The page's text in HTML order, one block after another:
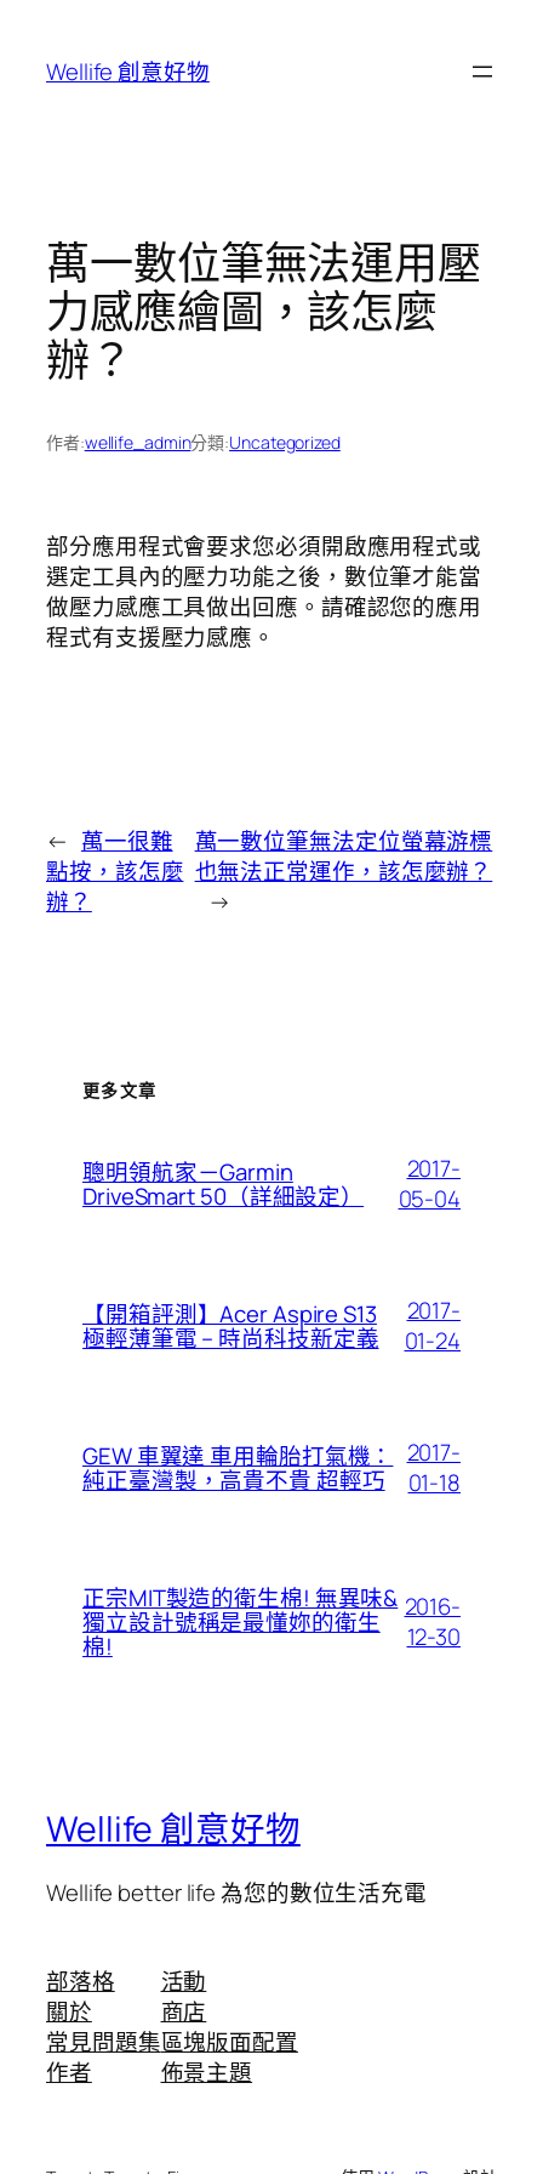
Wellife 創意好物
萬一數位筆無法運用壓
力感應繪圖，該怎麼
辦？
作者:wellife_admin分類:Uncategorized
部分應用程式會要求您必須開啟應用程式或
選定工具內的壓力功能之後，數位筆才能當
做壓力感應工具做出回應。請確認您的應用
程式有支援壓力感應。
← 萬一很難
點按，該怎麼
辦？
萬一數位筆無法定位螢幕游標
也無法正常運作，該怎麼辦？
→
更多文章
聰明領航家－Garmin
DriveSmart 50（詳細設定）
2017-
05-04
【開箱評測】Acer Aspire S13
極輕薄筆電 – 時尚科技新定義
2017-
01-24
GEW 車翼達 車用輪胎打氣機：
純正臺灣製，高貴不貴 超輕巧
2017-
01-18
正宗MIT製造的衛生棉! 無異味&
獨立設計號稱是最懂妳的衛生
棉!
2016-
12-30
Wellife 創意好物
Wellife better life 為您的數位生活充電
部落格
關於
常見問題集
作者
活動
商店
區塊版面配置
佈景主題